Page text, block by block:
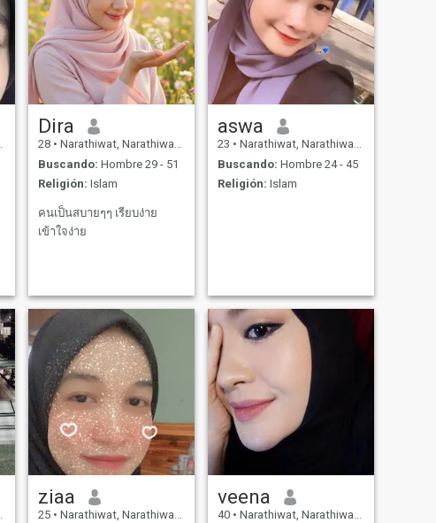
Dira
28 • Narathiwat, Narathiwat, Tailandia
Buscando: Hombre 29 - 51
Religión: Islam
คนเป็นสบายๆๆ เรียบง่าย
เข้าใจง่าย
aswa
23 • Narathiwat, Narathiwat, Tailandia
Buscando: Hombre 24 - 45
Religión: Islam
ziaa
25 • Narathiwat, Narathiwat, Tailandia
veena
40 • Narathiwat, Narathiwat, Tailandia